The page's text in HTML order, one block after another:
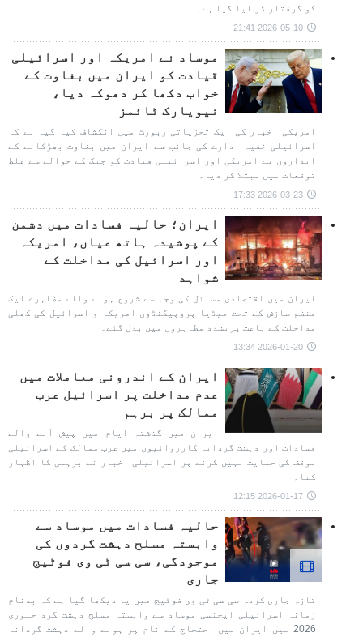
کو گرفتار کر لیا گیا ہے۔
2026-05-10 21:41
موساد نے امریکہ اور اسرائیلی
قیادت کو ایران میں بغاوت کے
خواب دکھا کر دھوکہ دیا،
نیویارک ٹائمز
امریکی اخبار کی ایک تجزیاتی رپورٹ میں انکشاف کیا گیا ہے کہ
اسرائیلی خفیہ ادارے کی جانب سے ایران میں بغاوت بھڑکانے کے
اندازوں نے امریکی اور اسرائیلی قیادت کو جنگ کے حوالے سے غلط
توقعات میں مبتلا کر دیا۔
2026-03-23 17:33
ایران؛ حالیہ فسادات میں دشمن
کے پوشیدہ ہاتھ عیاں، امریکہ
اور اسرائیل کی مداخلت کے
شواہد
ایران میں اقتصادی مسائل کی وجہ سے شروع ہونے والے مظاہرے ایک
منظم سازش کے تحت میڈیا پروپیگنڈوں امریکہ و اسرائیل کی کھلی
مداخلت کے باعث پرتشدد مظاہروں میں بدل گئے۔
2026-01-20 13:34
ایران کے اندرونی معاملات میں
عدم مداخلت پر اسرائیل عرب
ممالک پر برہم
ایران میں گذشتہ ایام میں پیش آنے والے
فسادات اور دہشت گردانہ کارروائیوں میں عرب ممالک کے اسرائیلی
موقف کی حمایت نہیں کرنے پر اسرائیلی اخبار نے برہمی کا اظہار
کیا۔
2026-01-17 12:15
حالیہ فسادات میں موساد سے
وابستہ مسلح دہشت گردوں کی
موجودگی، سی سی ٹی وی فوٹیج
جاری
تازہ جاری کردہ سی سی ٹی وی فوٹیج میں یہ دیکھا گیا ہے کہ بدنام
زمانہ اسرائیلی ایجنسی موساد سے وابستہ مسلح دہشت گرد جنوری
2026 میں ایران میں احتجاج کے نام پر ہونے والے دہشت گردانہ